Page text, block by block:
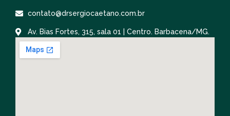
contato@drsergiocaetano.com.br
Av. Bias Fortes, 315, sala 01 | Centro. Barbacena/MG.